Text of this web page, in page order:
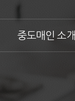
중도매인 소개